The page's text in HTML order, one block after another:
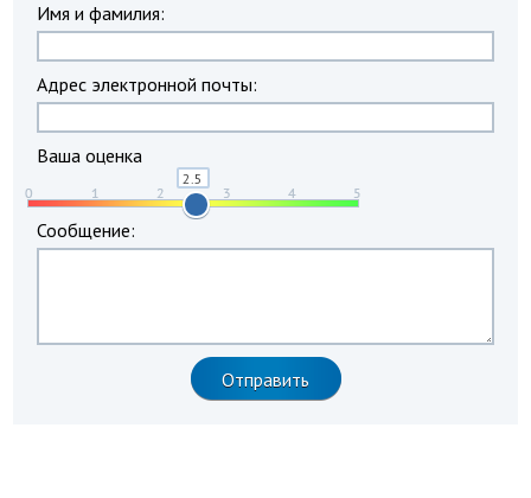
Имя и фамилия:
Адрес электронной почты:
Ваша оценка
Сообщение: